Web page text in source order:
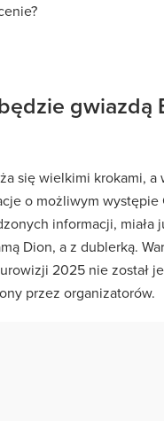
gwiazdą
się wielkimi krokami, a
o możliwym występie
informacji, miała
Dion, a z dublerką.
2025 nie został
przez organizatorów.